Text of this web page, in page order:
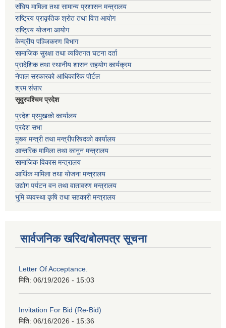
संघिय मामिला तथा सामान्य प्रशासन मन्त्रालय
राष्ट्रिय प्राकृतिक श्रोत तथा वित्त आयोग
राष्ट्रिय योजना आयोग
केन्द्रीय पञ्जिकरण विभाग
सामाजिक सुरक्षा तथा व्यक्तिगत घटना दर्ता
प्रादेशिक तथा स्थानीय शासन सहयोग कार्यक्रम
नेपाल सरकारको आधिकारिक पोर्टल
श्रम संसार
सूदुरपश्चिम प्रदेश
प्रदेश प्रमुखको कार्यालय
प्रदेश सभा
मुख्य मन्त्री तथा मन्त्रीपरिषदको कार्यालय
आन्तरिक मामिला तथा कानुन मन्त्रालय
सामाजिक विकास मन्त्रालय
आर्थिक मामिला तथा योजना मन्त्रालय
उद्योग पर्यटन वन तथा वातावरण मन्त्रालय
भुमि ब्यवस्था कृषि तथा सहकारी मन्त्रालय
सार्वजनिक खरिद/बोलपत्र सूचना
Letter Of Acceptance.
मिति: 06/19/2026 - 15:03
Invitation For Bid (Re-Bid)
मिति: 06/16/2026 - 15:36